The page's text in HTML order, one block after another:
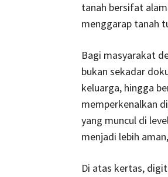
tanah bersifat
menggarap tanah
Bagi masyarakat
bukan sekadar
keluarga, hingga
memperkenalkan
yang muncul di
menjadi lebih
Di atas kertas,